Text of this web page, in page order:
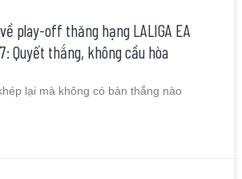
play-off thăng hạng LALIGA EA
Quyết thắng, không cầu hòa
lại mà không có bàn thắng nào